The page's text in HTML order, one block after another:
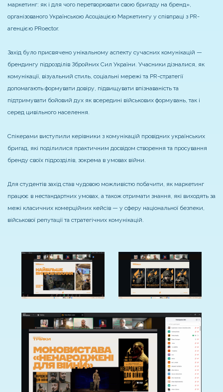
маркетинг: як і для чого перетворювати свою бригаду на бренд»,
організованого Українською Асоціацією Маркетингу у співпраці з PR-
агенцією PRoector.
Захід було присвячено унікальному аспекту сучасних комунікацій —
брендингу підрозділів Збройних Сил України. Учасники дізналися, як
комунікації, візуальний стиль, соціальні мережі та PR-стратегії
допомагають формувати довіру, підвищувати впізнаваність та
підтримувати бойовий дух як всередині військових формувань, так і
серед цивільного населення.
Спікерами виступили керівники з комунікацій провідних українських
бригад, які поділилися практичним досвідом створення та просування
бренду своїх підрозділів, зокрема в умовах війни.
Для студентів захід став чудовою можливістю побачити, як маркетинг
працює в нестандартних умовах, а також отримати знання, які виходять за
межі класичних комерційних кейсів — у сферу національної безпеки,
військової репутації та стратегічних комунікацій.